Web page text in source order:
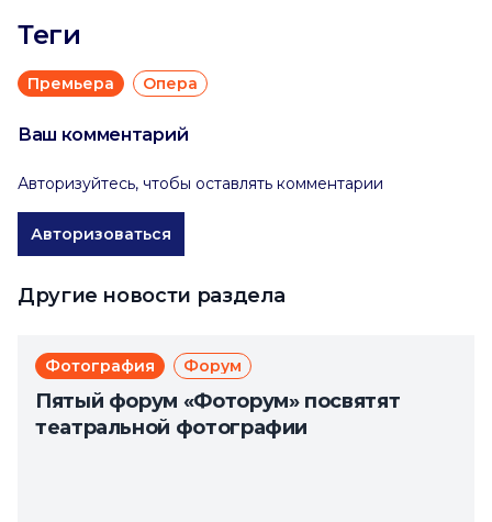
Теги
Премьера Опера
Ваш комментарий
Авторизуйтесь, чтобы оставлять комментарии
Авторизоваться
Другие новости раздела
Фотография Форум
Пятый форум «Фоторум» посвятят
театральной фотографии